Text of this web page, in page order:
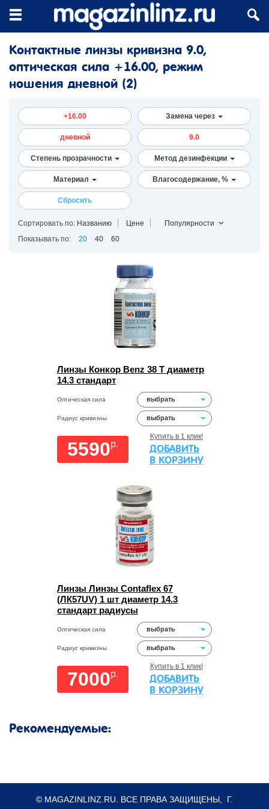
Контактные линзы кривизна 9.0,
оптическая сила +16.00, режим
ношения дневной (2)
+16.00 Замена через
дневной 9.0
Степень прозрачности Метод дезинфекции
Материал Влагосодержание, %
Сбросить
Сортировать по: Названию Цене
Популярности
Показывать по:
20 40 60
Линзы Конкор Benz 38 Т диаметр
14.3 стандарт
Оптическая сила выбрать
Радиус кривизны выбрать
5590p.
Купить в 1 клик!
ДОБАВИТЬ
В КОРЗИНУ
Линзы Линзы Contaflex 67
(ЛК57UV) 1 шт диаметр 14.3
стандарт радиусы
Оптическая сила выбрать
Радиус кривизны выбрать
7000p.
Купить в 1 клик!
ДОБАВИТЬ
В КОРЗИНУ
Рекомендуемые:
© MAGAZINLINZ.RU. ВСЕ ПРАВА ЗАЩИЩЕНЫ, Г.